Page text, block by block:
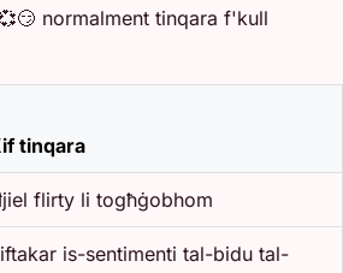
normalment tinqara f'kull
tinqara
flirty li togħġobhom
is-sentimenti tal-bidu tal-